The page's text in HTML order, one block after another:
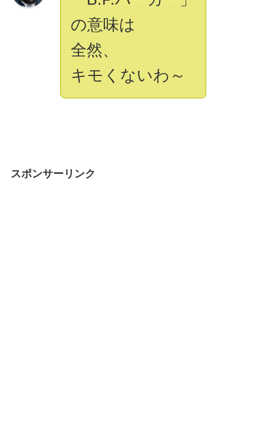
の意味は
全然、
キモくないわ～
スポンサーリンク